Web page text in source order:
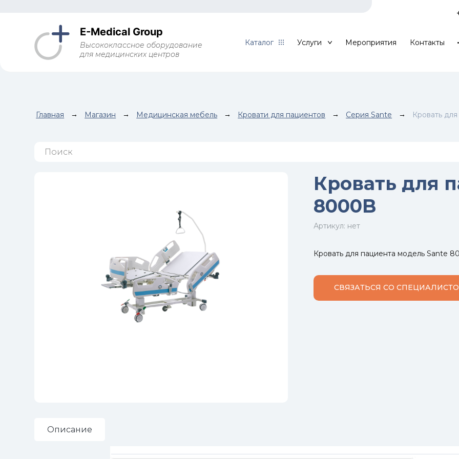
E-Medical Group
Высококлассное оборудование
для медицинских центров
Каталог Услуги Мероприятия Контакты
Главная → Магазин → Медицинская мебель → Кровати для пациентов → Серия Sante → Кровать
Кровать для
8000B
Артикул: нет
Кровать для пациента модель Sante
СВЯЗАТЬСЯ СО
Описание